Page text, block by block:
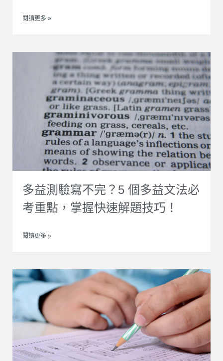
閱讀更多 »
多益測驗寫不完？5 個多益文法必
考重點，掌握快速解題技巧！
閱讀更多 »